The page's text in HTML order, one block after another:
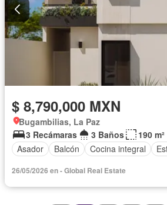
$ 8,790,000 MXN
Bugambilias, La Paz
3 Recámaras
3 Baños
190 m²
Asador
Balcón Cocina integral
26/05/2026 en - Global Real Estate